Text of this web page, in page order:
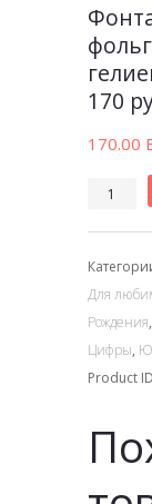
170
170.00
Для
Рождения,
Цифры,
Product